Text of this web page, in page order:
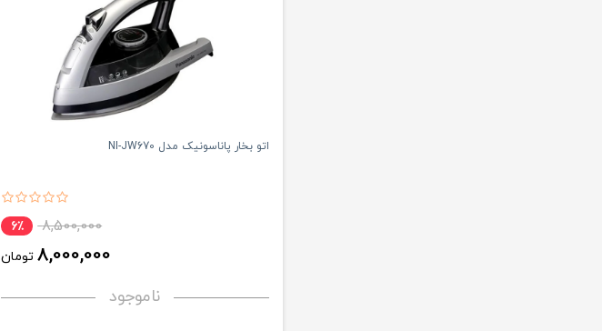
اتو بخار پاناسونیک مدل NI-JW670
8,500,000 6٪
8,000,000تومان
ناموجود